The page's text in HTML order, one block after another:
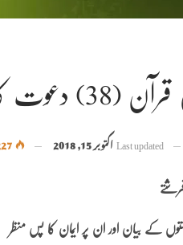
ابلاغ: فرشتے ۔ ابو یحییٰ
Last updatedاکتوبر 15, 2018
کے بیان اور ان پر ایمان کا پس منظر